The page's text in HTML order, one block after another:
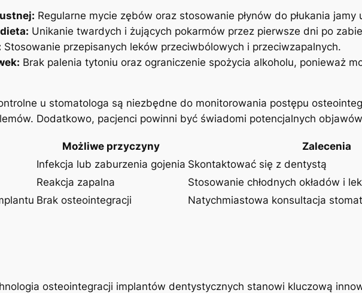
Regularne mycie zębów oraz stosowanie płynów do płukania
Unikanie twardych i żujących pokarmów przez pierwsze dni po
Stosowanie przepisanych leków przeciwbólowych i przeciwzapalnych.
Brak palenia tytoniu oraz ograniczenie spożycia alkoholu, ponieważ
u stomatologa są niezbędne do monitorowania postępu
Dodatkowo, pacjenci powinni być świadomi potencjalnych
Możliwe przyczyny
Zalecenia
Infekcja lub zaburzenia gojenia Skontaktować się z dentystą
Reakcja zapalna
Stosowanie chłodnych okładów i
Brak osteointegracji Natychmiastowa konsultacja
osteointegracji implantów dentystycznych stanowi kluczową